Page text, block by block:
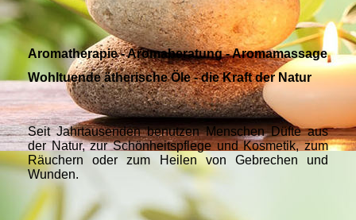
Aromatherapie - Aromaberatung - Aromamassage
Wohltuende ätherische Öle - die Kraft der Natur
Seit Jahrtausenden benutzen Menschen Düfte aus
der Natur, zur Schönheitspflege und Kosmetik, zum
Räuchern oder zum Heilen von Gebrechen und
Wunden.